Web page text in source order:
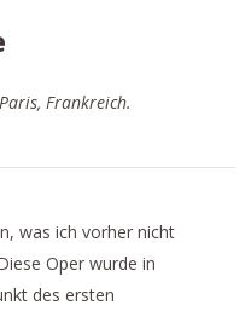
Frankreich.
was ich vorher nicht
Oper wurde in
des ersten